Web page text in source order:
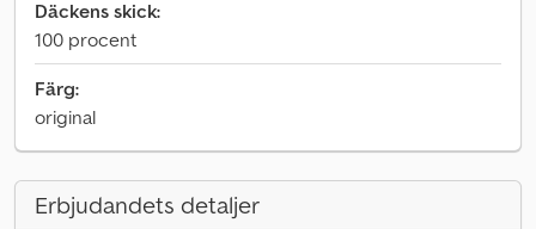
Däckens skick:
100 procent
Färg:
original
Erbjudandets detaljer